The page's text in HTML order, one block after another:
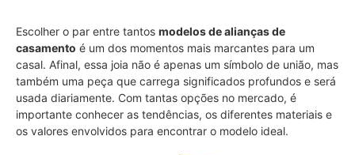
Escolher o par entre tantos modelos de alianças de
casamento é um dos momentos mais marcantes para um
casal. Afinal, essa joia não é apenas um símbolo de união, mas
também uma peça que carrega significados profundos e será
usada diariamente. Com tantas opções no mercado, é
importante conhecer as tendências, os diferentes materiais e
os valores envolvidos para encontrar o modelo ideal.